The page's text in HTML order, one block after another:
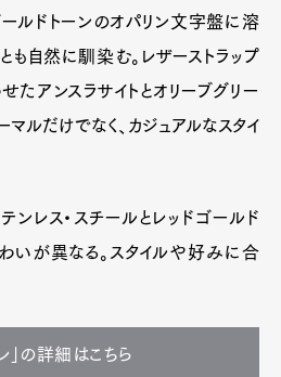
ルドトーンのオパリン文字盤に溶
も自然に馴染む。レザーストラップ
アンスラサイトとオリーブグリー
マルだけでなく、カジュアルなスタイ
ンレス・スチールとレッドゴールド
いが異なる。スタイルや好みに合
レ」の詳細はこちら